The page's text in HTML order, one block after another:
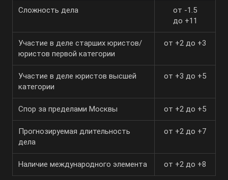
Сложность дела
от -1.5
до +11
Участие в деле старших юристов/
юристов первой категории
от +2 до +3
Участие в деле юристов высшей
категории
от +3 до +5
Спор за пределами Москвы от +2 до +5
Прогнозируемая длительность
дела
от +2 до +7
Наличие международного элемента от +2 до +8